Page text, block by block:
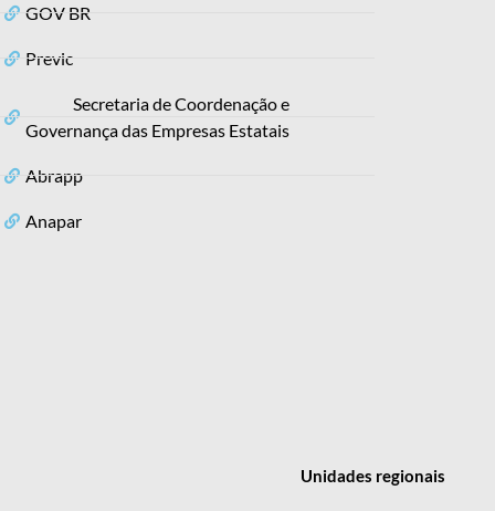
GOV BR
Previc
Secretaria de Coordenação e
Governança das Empresas Estatais
Abrapp
Anapar
Unidades regionais